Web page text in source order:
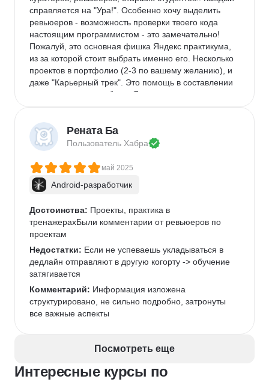
справляется на "Ура!". Особенно хочу выделить
ревьюеров - возможность проверки твоего кода
настоящим программистом - это замечательно!
Пожалуй, это основная фишка Яндекс практикума,
из за которой стоит выбрать именно его. Несколько
проектов в портфолио (2-3 по вашему желанию), и
даже "Карьерный трек". Это помощь в составлении
резюме и поиске работы. Я как раз на этом этапе
Недостатки:
сложность заметно возросла. Теперь ты решаешь
не мини задачки в тренажере, а уже запутываешься
хардкор. Ну и этих знаний хоть и много, но
недостаточно для влета на любую вакансию junior
(Придется еще и самому что-нибудь изучать и
делать проекты)В остальном не вижу минусов
Комментарий: Относитесь ответственно, как к
учебе, а не как к очередному курсу. Материала
достаточно, ни в коем случае не откладывать, а то
отстанете. Впрочем есть возможность уйти в отпуск
Рената Ба
Пользователь Хабра
май 2025
Android-разработчик
Достоинства: Проекты, практика в
тренажерахБыли комментарии от ревьюеров по
проектам
Недостатки: Если не успеваешь укладываться в
дедлайн отправляют в другую когорту -> обучение
затягивается
Комментарий: Информация изложена
структурировано, не сильно подробно, затронуты
все важные аспекты
Посмотреть еще
Интересные курсы по